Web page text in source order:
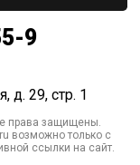
9
д. 29, стр. 1
права защищены.
возможно только с
ссылки на сайт.